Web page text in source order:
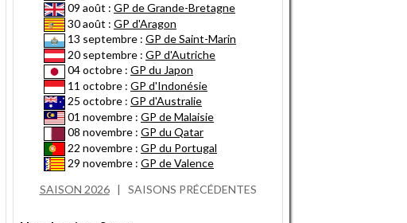
09 août : GP de Grande-Bretagne
30 août : GP d'Aragon
13 septembre : GP de Saint-Marin
20 septembre : GP d'Autriche
04 octobre : GP du Japon
11 octobre : GP d'Indonésie
25 octobre : GP d'Australie
01 novembre : GP de Malaisie
08 novembre : GP du Qatar
22 novembre : GP du Portugal
29 novembre : GP de Valence
SAISON 2026| SAISONS PRÉCÉDENTES